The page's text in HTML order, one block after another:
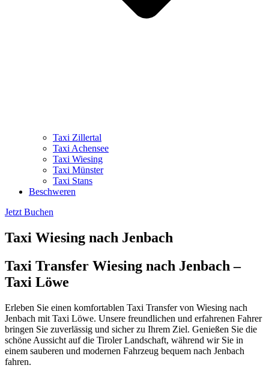
Taxi Zillertal
Taxi Achensee
Taxi Wiesing
Taxi Münster
Taxi Stans
Beschweren
Jetzt Buchen
Taxi Wiesing nach Jenbach
Taxi Transfer Wiesing nach Jenbach –
Taxi Löwe
Erleben Sie einen komfortablen Taxi Transfer von Wiesing nach
Jenbach mit Taxi Löwe. Unsere freundlichen und erfahrenen Fahrer
bringen Sie zuverlässig und sicher zu Ihrem Ziel. Genießen Sie die
schöne Aussicht auf die Tiroler Landschaft, während wir Sie in
einem sauberen und modernen Fahrzeug bequem nach Jenbach
fahren.